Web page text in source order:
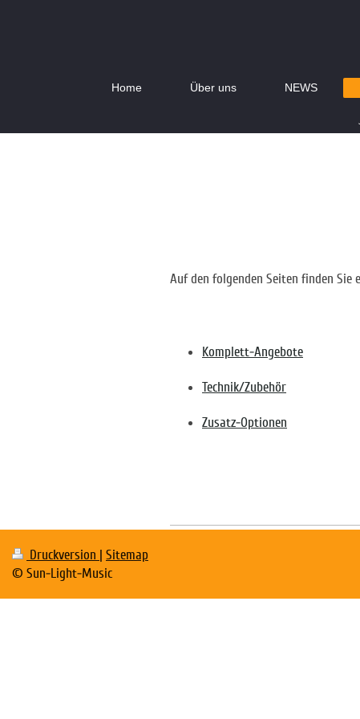
Home Über uns NEWS
Auf den folgenden Seiten finden Sie
Komplett-Angebote
Technik/Zubehör
Zusatz-Optionen
Druckversion | Sitemap
© Sun-Light-Music